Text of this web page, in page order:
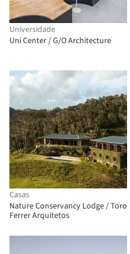
Universidade
Uni Center / G/O Architecture
Casas
Nature Conservancy Lodge / Toro
Ferrer Arquitetos